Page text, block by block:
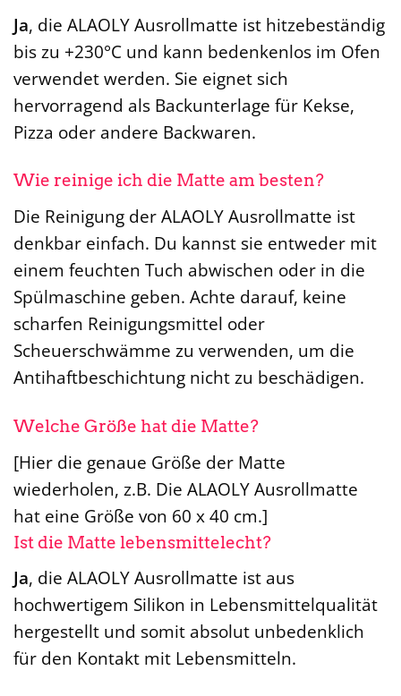
Ja, die ALAOLY Ausrollmatte ist hitzebeständig
bis zu +230°C und kann bedenkenlos im Ofen
verwendet werden. Sie eignet sich
hervorragend als Backunterlage für Kekse,
Pizza oder andere Backwaren.
Wie reinige ich die Matte am besten?
Die Reinigung der ALAOLY Ausrollmatte ist
denkbar einfach. Du kannst sie entweder mit
einem feuchten Tuch abwischen oder in die
Spülmaschine geben. Achte darauf, keine
scharfen Reinigungsmittel oder
Scheuerschwämme zu verwenden, um die
Antihaftbeschichtung nicht zu beschädigen.
Welche Größe hat die Matte?
[Hier die genaue Größe der Matte
wiederholen, z.B. Die ALAOLY Ausrollmatte
hat eine Größe von 60 x 40 cm.]
Ist die Matte lebensmittelecht?
Ja, die ALAOLY Ausrollmatte ist aus
hochwertigem Silikon in Lebensmittelqualität
hergestellt und somit absolut unbedenklich
für den Kontakt mit Lebensmitteln.